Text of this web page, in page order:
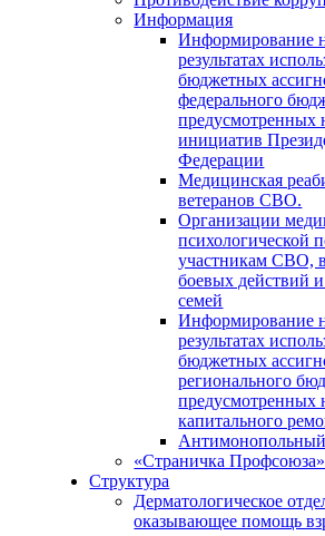
Информация
Информирование
результатах
бюджетных
федерального
предусмотренных
инициатив
Федерации
Медицинская
ветеранов СВО.
Организации
психологической
участникам СВО,
боевых действий
семей
Информирование
результатах
бюджетных
регионального
предусмотренных
капитального
«Страничка Профсоюза»
Структура
Дерматологическое
оказывающее помощь